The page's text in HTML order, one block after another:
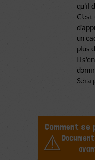
qu'il
C'est
un
plus
Il
Sera
Comment se